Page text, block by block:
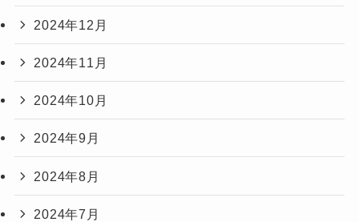
2024年12月
2024年11月
2024年10月
2024年9月
2024年8月
2024年7月